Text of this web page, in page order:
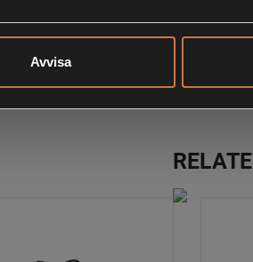
Avvisa ANDRA